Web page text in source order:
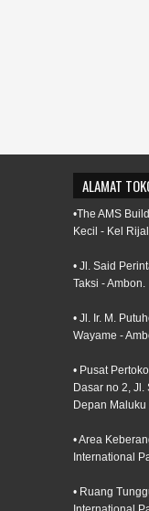
ALAMAT
•The AMS
Kecil - Kel
• Jl. Said
Taksi - Ambon.
• Jl. Ir. M.
Wayame -
• Pusat
Dasar no 2,
Depan
• Area
International
• Ruang